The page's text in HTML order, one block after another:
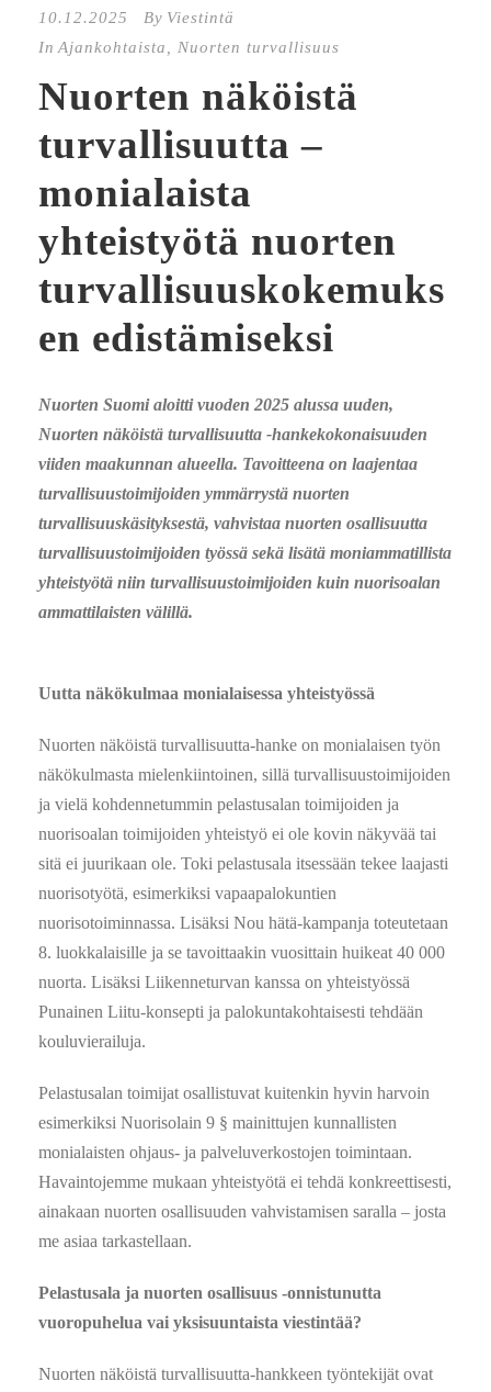
10.12.2025 By Viestintä
In Ajankohtaista Nuorten turvallisuus
Nuorten näköistä
turvallisuutta –
monialaista
yhteistyötä nuorten
turvallisuuskokemuks
en edistämiseksi
Nuorten Suomi aloitti vuoden 2025 alussa uuden,
Nuorten näköistä turvallisuutta -hankekokonaisuuden
viiden maakunnan alueella. Tavoitteena on laajentaa
turvallisuustoimijoiden ymmärrystä nuorten
turvallisuuskäsityksestä, vahvistaa nuorten osallisuutta
turvallisuustoimijoiden työssä sekä lisätä moniammatillista
yhteistyötä niin turvallisuustoimijoiden kuin nuorisoalan
ammattilaisten välillä.
Uutta näkökulmaa monialaisessa yhteistyössä
Nuorten näköistä turvallisuutta-hanke on monialaisen työn
näkökulmasta mielenkiintoinen, sillä turvallisuustoimijoiden
ja vielä kohdennetummin pelastusalan toimijoiden ja
nuorisoalan toimijoiden yhteistyö ei ole kovin näkyvää tai
sitä ei juurikaan ole. Toki pelastusala itsessään tekee laajasti
nuorisotyötä, esimerkiksi vapaapalokuntien
nuorisotoiminnassa. Lisäksi Nou hätä-kampanja toteutetaan
8. luokkalaisille ja se tavoittaakin vuosittain huikeat 40 000
nuorta. Lisäksi Liikenneturvan kanssa on yhteistyössä
Punainen Liitu-konsepti ja palokuntakohtaisesti tehdään
kouluvierailuja.
Pelastusalan toimijat osallistuvat kuitenkin hyvin harvoin
esimerkiksi Nuorisolain 9 § mainittujen kunnallisten
monialaisten ohjaus- ja palveluverkostojen toimintaan.
Havaintojemme mukaan yhteistyötä ei tehdä konkreettisesti,
ainakaan nuorten osallisuuden vahvistamisen saralla – josta
me asiaa tarkastellaan.
Pelastusala ja nuorten osallisuus -onnistunutta
vuoropuhelua vai yksisuuntaista viestintää?
Nuorten näköistä turvallisuutta-hankkeen työntekijät ovat